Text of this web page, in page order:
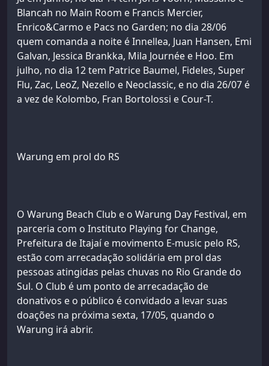
Blancah no Main Room e Francis Mercier,
Enrico&Carmo e Pacs no Garden; no dia 28/06
quem comanda a noite é Innellea, Juan Hansen, Emi
Galvan, Jessica Brankka, Mila Journée e Hoo. Em
julho, no dia 12 tem Patrice Baumel, Fideles, Super
Flu, Zac, LeoZ, Nezello e Neoclassic, e no dia 26/07 é
a vez de Kolombo, Fran Bortolossi e Cour-T.
Warung em prol do RS
O Warung Beach Club e o Warung Day Festival, em
parceria com o Instituto Playing for Change,
Prefeitura de Itajaí e movimento E-music pelo RS,
estão com arrecadação solidária em prol das
pessoas atingidas pelas chuvas no Rio Grande do
Sul. O Club é um ponto de arrecadação de
donativos e o público é convidado a levar suas
doações na próxima sexta, 17/05, quando o
Warung irá abrir.